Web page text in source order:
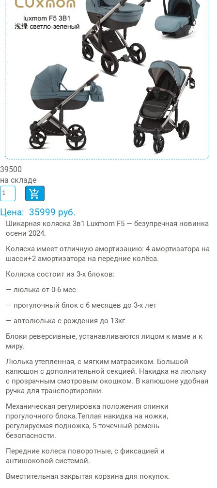
39500
на складе
Цена: 35999 руб.
Шикарная коляска 3в1 Luxmom F5 — безупречная новинка
осени 2024.
Коляска имеет отличную амортизацию: 4 амортизатора на
шасси+2 амортизатора на передние колёса.
Коляска состоит из 3-х блоков:
— люлька от 0-6 мес
— прогулочный блок с 6 месяцев до 3-х лет
— автолюлька с рождения до 13кг
Блоки реверсивные, устанавливаются лицом к маме и к
миру.
Люлька утепленная, с мягким матрасиком. Большой
капюшон с дополнительной секцией. Накидка на люльку
с прозрачным смотровым окошком. В капюшоне удобная
ручка для транспортировки.
Механическая регулировка положения спинки
прогулочного блока.Теплая накидка на ножки,
регулируемая подножка, 5-точечный ремень
безопасности.
Передние колеса поворотные, с фиксацией и
антишоковой системой.
Вместительная закрытая корзина для покупок.